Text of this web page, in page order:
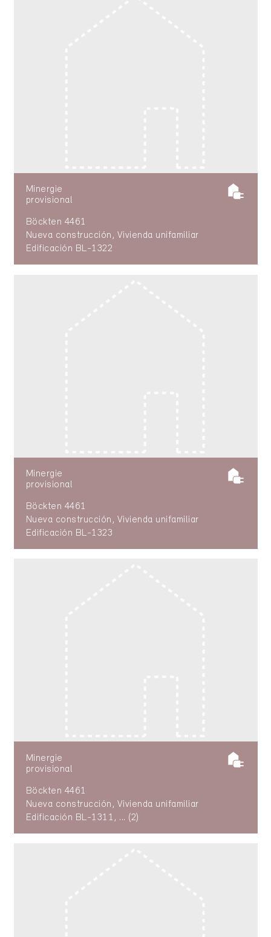
Minergie
provisional
Böckten 4461
Nueva construcción, Vivienda unifamiliar
Edificación BL-1322
Minergie
provisional
Böckten 4461
Nueva construcción, Vivienda unifamiliar
Edificación BL-1323
Minergie
provisional
Böckten 4461
Nueva construcción, Vivienda unifamiliar
Edificación BL-1311, ... (2)